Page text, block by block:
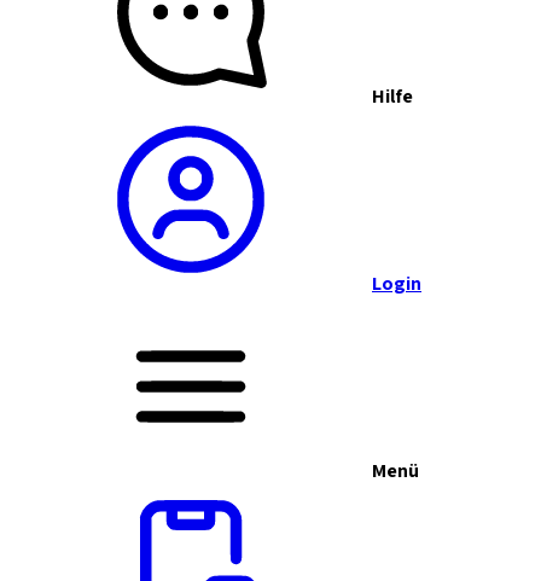
Hilfe
Login
Menü